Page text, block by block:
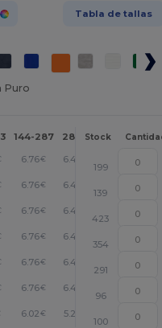
Tabla de tallas
Puro
144-287 288 + Más
Stock
6.76€ 6.43 +
199
6.76€ 6.43 +
139
6.76€ 6.43 +
423
6.76€ 6.43 +
354
6.76€ 6.43 +
291
6.76€ 6.43 +
96
6.02 € 5.23 +
100